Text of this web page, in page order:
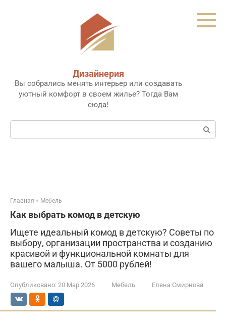
Дизайнерия
Вы собрались менять интерьер или создавать
уютный комфорт в своем жилье? Тогда Вам
сюда!
Поиск:
Главная » Мебель
Как выбрать комод в детскую
Ищете идеальный комод в детскую? Советы по
выбору, организации пространства и созданию
красивой и функциональной комнаты для
вашего малыша. От 5000 рублей!
Опубликовано: 20 Мар 2026 Мебель Елена Смирнова